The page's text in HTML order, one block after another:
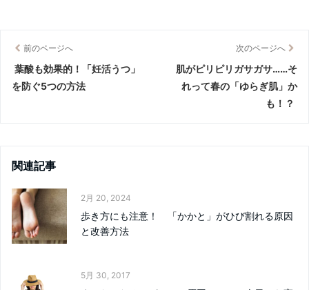
前のページへ
葉酸も効果的！「妊活うつ」
を防ぐ5つの方法
次のページへ
肌がピリピリガサガサ……そ
れって春の「ゆらぎ肌」か
も！？
関連記事
2月 20, 2024
歩き方にも注意！ 「かかと」がひび割れる原因
と改善方法
5月 30, 2017